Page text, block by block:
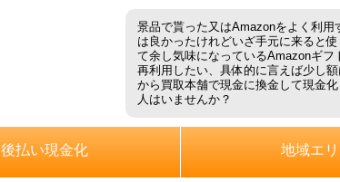
景品で貰った又はAmazonをよく利用
は良かったけれどいざ手元に来ると
て余し気味になっているAmazonギフ
再利用したい、具体的に言えば少し
から買取本舗で現金に換金して現金
人はいませんか？
後払い現金化 地域エ